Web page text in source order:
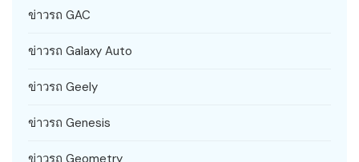
ข่าวรถ GAC
ข่าวรถ Galaxy Auto
ข่าวรถ Geely
ข่าวรถ Genesis